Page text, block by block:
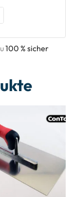
100 % sicher